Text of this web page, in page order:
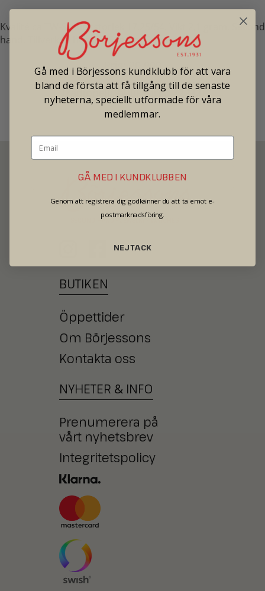
Kvalité ca TW-Si. Ringstorlek 17,25/54. Vikt 2,1 gram. Second
hand. Tillverkad hos Jarl Sandin, Göteborg.
Pris: 20 900
Tradionellt butikspris: 32 000
SECOND HAND - JEWELRY - WATCHES
BUTIKEN
Öppettider
Om Börjessons
Kontakta oss
NYHETER & INFO
Prenumerera på
vårt nyhetsbrev
Integritetspolicy
Gå med i Börjessons kundklubb för att vara
bland de första att få tillgång till de senaste
nyheterna, speciellt utformade för våra
medlemmar.
GÅ MED I KUNDKLUBBEN
Genom att registrera dig godkänner du att ta emot e-
postmarknadsföring.
NEJ TACK